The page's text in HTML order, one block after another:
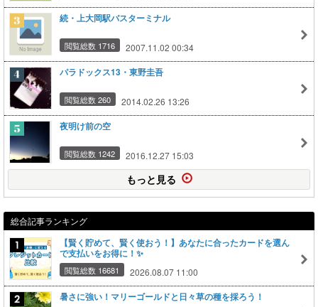
続・上大岡駅バスターミナル
閲覧総数 1716 2007.11.02 00:34
パラドックス13・東野圭吾
閲覧総数 260 2014.02.26 13:26
夜明け前の空
閲覧総数 1242 2016.12.27 15:03
もっと見る
総合記事ランキング
【賢く貯めて、賢く使おう！】あなたに合ったカードを選ん
で支払いをお得に！✨
閲覧総数 16681 2026.08.07 11:00
暑さに強い！マリーゴールドと日々草の種を採ろう！